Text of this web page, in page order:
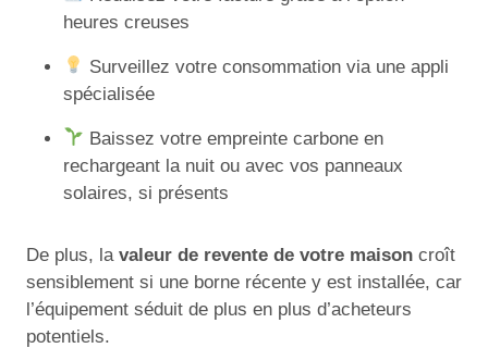
heures creuses
Surveillez votre consommation via une appli
spécialisée
Baissez votre empreinte carbone en
rechargeant la nuit ou avec vos panneaux
solaires, si présents
De plus, la valeur de revente de votre maison croît
sensiblement si une borne récente y est installée, car
l’équipement séduit de plus en plus d’acheteurs
potentiels.